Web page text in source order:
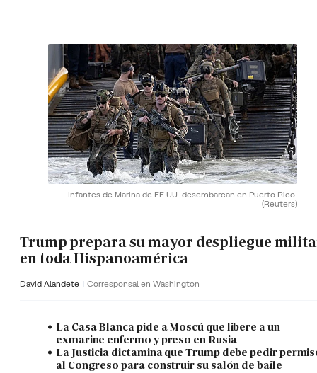
Infantes de Marina de EE.UU. desembarcan en Puerto Rico.
(Reuters)
Trump prepara su mayor despliegue
en toda Hispanoamérica
David Alandete Corresponsal en Washington
La Casa Blanca pide a Moscú que libere a un
exmarine enfermo y preso en Rusia
La Justicia dictamina que Trump debe pedir
al Congreso para construir su salón de baile